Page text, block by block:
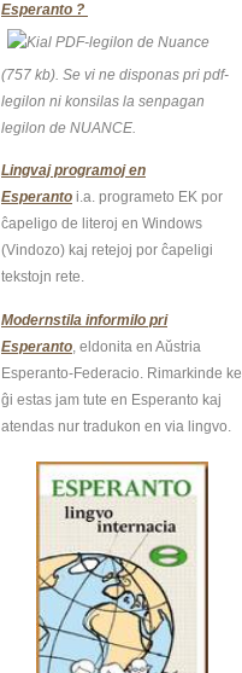
Esperanto ?
(757 kb). Se vi ne disponas pri pdf-
legilon ni konsilas la senpagan
legilon de NUANCE.
Lingvaj programoj en
Esperanto i.a. programeto EK por
ĉapeligo de literoj en Windows
(Vindozo) kaj retejoj por ĉapeligi
tekstojn rete.
Modernstila informilo pri
Esperanto , eldonita en Aŭstria
Esperanto-Federacio. Rimarkinde ke
ĝi estas jam tute en Esperanto kaj
atendas nur tradukon en via lingvo.